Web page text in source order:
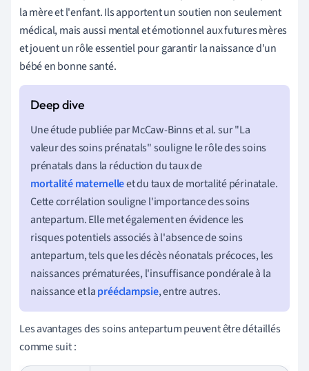
la mère et l'enfant. Ils apportent un soutien non seulement
médical, mais aussi mental et émotionnel aux futures mères
et jouent un rôle essentiel pour garantir la naissance d'un
bébé en bonne santé.
Une étude publiée par McCaw-Binns et al. sur "La
valeur des soins prénatals" souligne le rôle des soins
prénatals dans la réduction du taux de
mortalité maternelleet du taux de mortalité périnatale.
Cette corrélation souligne l'importance des soins
antepartum. Elle met également en évidence les
risques potentiels associés à l'absence de soins
antepartum, tels que les décès néonatals précoces, les
naissances prématurées, l'insuffisance pondérale à la
naissance et laprééclampsie, entre autres.
Les avantages des soins antepartum peuvent être détaillés
comme suit :